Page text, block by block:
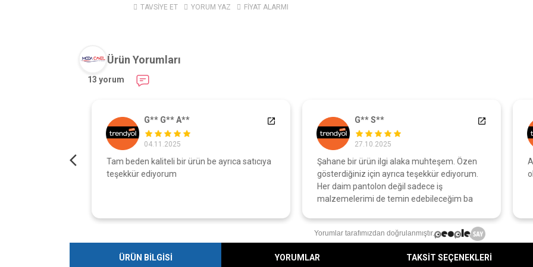
TAVSİYE ET YORUM YAZ FİYAT ALARMI
Ürün Yorumları
13 yorum
G** G** A**
04.11.2025
Tam beden kaliteli bir ürün be ayrıca satıcıya
teşekkür ediyorum
G** S**
27.10.2025
Şahane bir ürün ilgi alaka muhteşem. Özen
gösterdiğiniz için ayrıca teşekkür ediyorum.
Her daim pantolon değil sadece iş
malzemelerimi de temin edebileceğim ba
Yorumlar tarafımızdan doğrulanmıştır.
ÜRÜN BİLGİSİ YORUMLAR TAKSİT SEÇENEKLERİ